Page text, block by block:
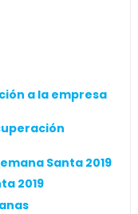
a la empresa
Santa 2019
2019